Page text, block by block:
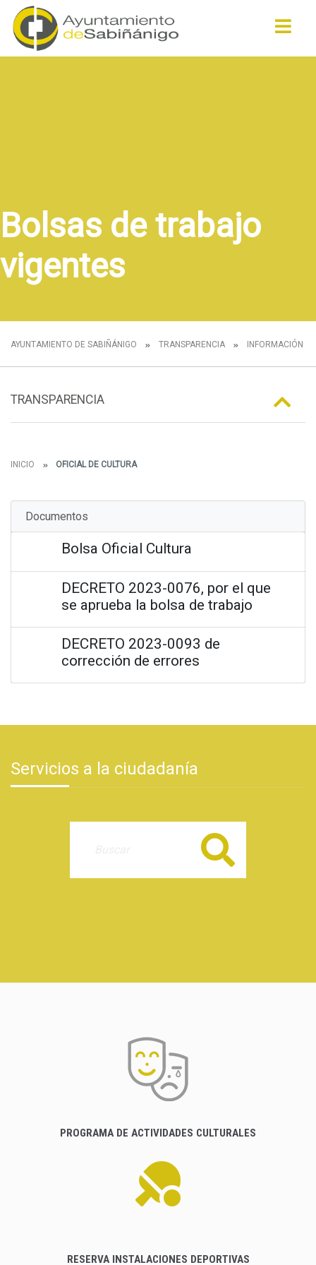
Bolsas de trabajo
vigentes
AYUNTAMIENTO DE SABIÑÁNIGO TRANSPARENCIA INFORMACIÓN
TRANSPARENCIA
INICIO OFICIAL DE CULTURA
Documentos
Bolsa Oficial Cultura
DECRETO 2023-0076, por el que
se aprueba la bolsa de trabajo
DECRETO 2023-0093 de
corrección de errores
Servicios a la ciudadanía
Buscar
PROGRAMA DE ACTIVIDADES CULTURALES
RESERVA INSTALACIONES DEPORTIVAS